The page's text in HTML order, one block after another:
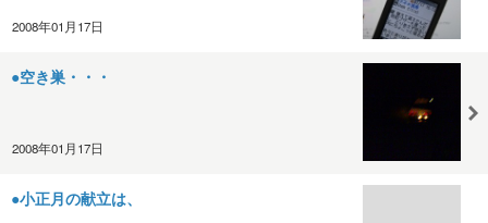
2008年01月17日
●空き巣・・・
2008年01月17日
●小正月の献立は、